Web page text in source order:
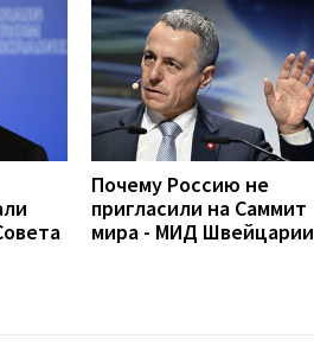
Почему Россию не
пригласили на Саммит
мира - МИД Швейцарии